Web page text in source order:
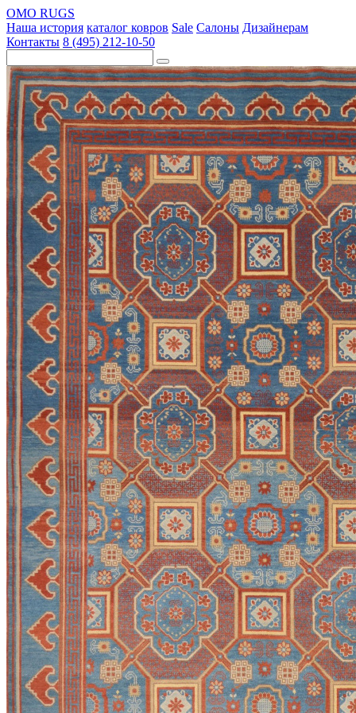
OMO RUGS
Наша история каталог ковров Sale Салоны Дизайнерам
Контакты 8 (495) 212-10-50